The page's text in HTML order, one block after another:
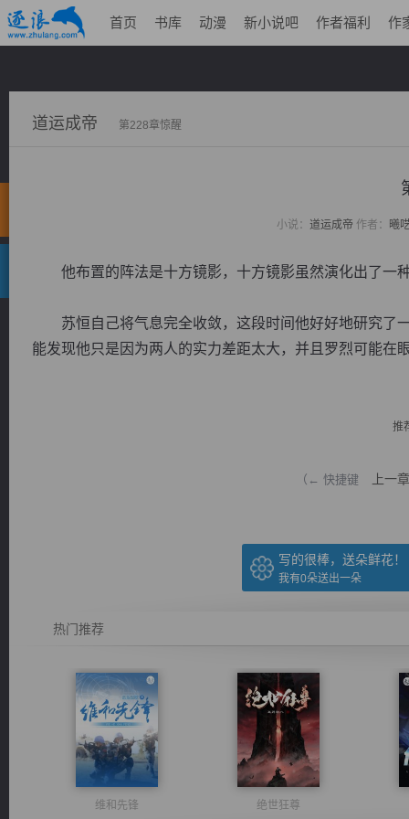
首页 书库 动漫 新小说吧 作者福利 作
道运成帝 第228章惊醒
小说： 道运成帝 作者： 曦
他布置的阵法是十方镜影，十方镜影虽然演化出了一
苏恒自己将气息完全收敛，这段时间他好好地研究了
能发现他只是因为两人的实力差距太大，并且罗烈可能在
推
（← 快捷键 上一章
写的很棒，送朵鲜花！
我有0朵送出一朵
热门推荐
维和先锋 绝世狂尊